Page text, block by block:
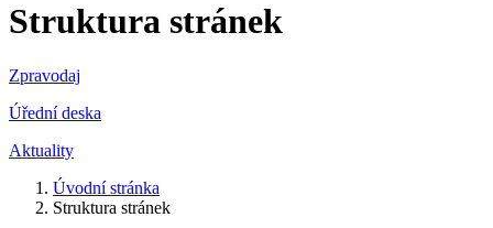
Struktura stránek
Zpravodaj
Úřední deska
Aktuality
Úvodní stránka
Struktura stránek